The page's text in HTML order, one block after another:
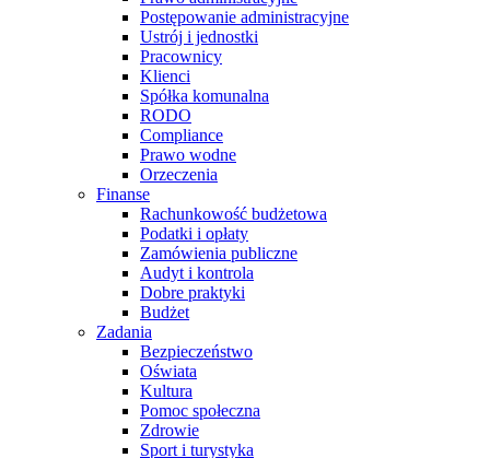
Postępowanie administracyjne
Ustrój i jednostki
Pracownicy
Klienci
Spółka komunalna
RODO
Compliance
Prawo wodne
Orzeczenia
Finanse
Rachunkowość budżetowa
Podatki i opłaty
Zamówienia publiczne
Audyt i kontrola
Dobre praktyki
Budżet
Zadania
Bezpieczeństwo
Oświata
Kultura
Pomoc społeczna
Zdrowie
Sport i turystyka